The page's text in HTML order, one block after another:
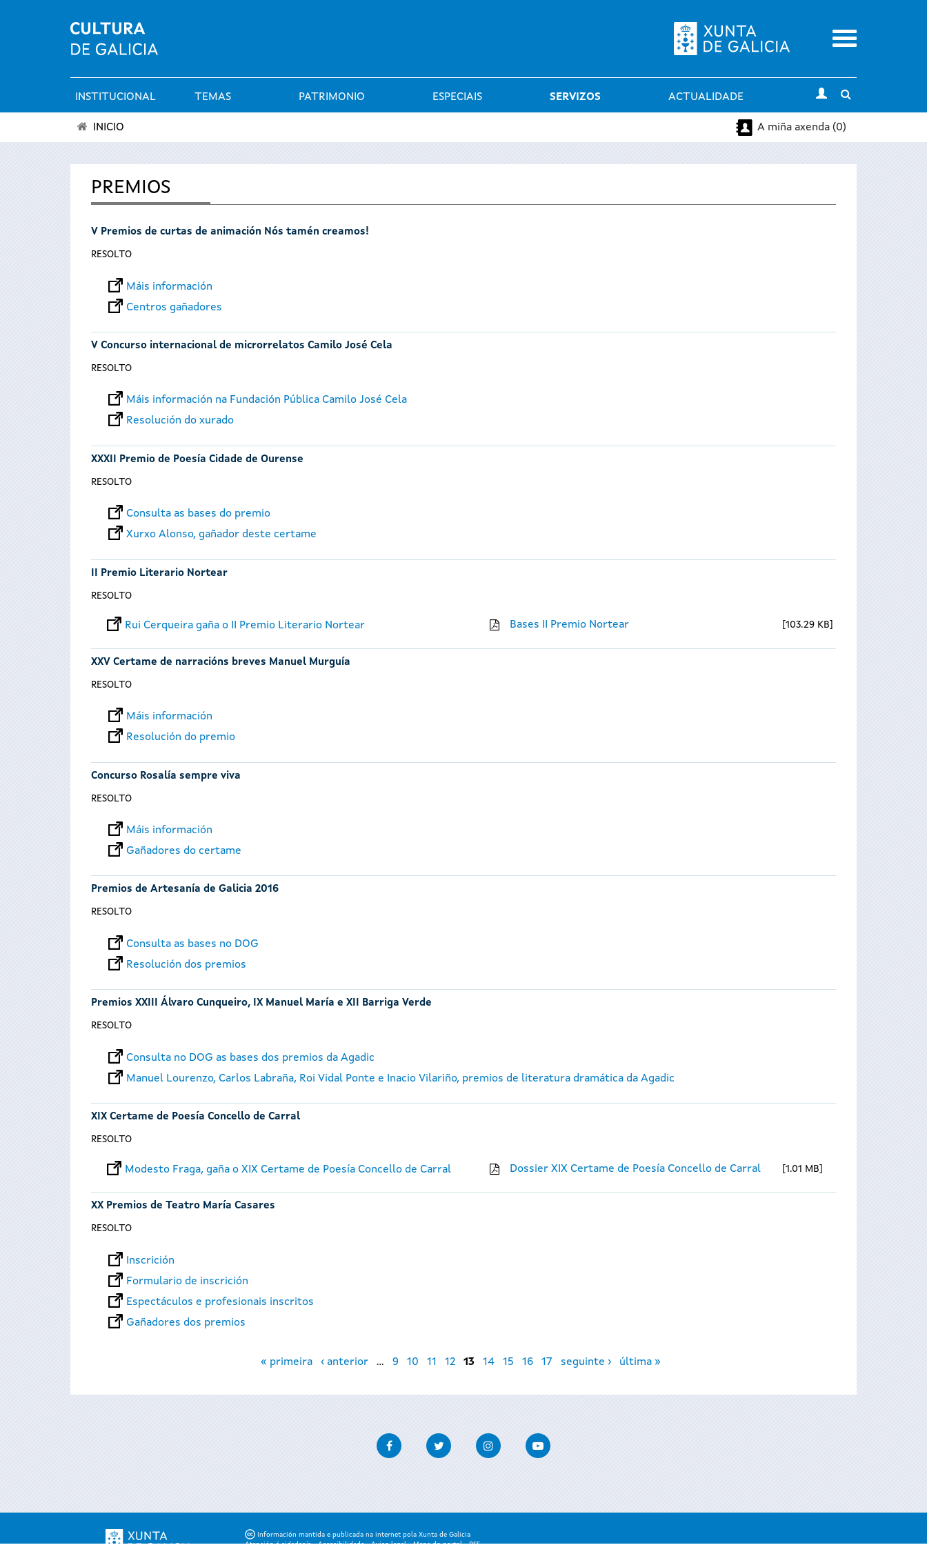
Menu
Menú
principal
INSTITUCIONAL TEMAS PATRIMONIO ESPECIAIS SERVIZOS ACTUALIDADE
search
está
INICIO A miña axenda (0)
PREMIOS
V Premios de curtas de animación Nós tamén creamos!
RESOLTO
Máis información
Centros gañadores
V Concurso internacional de microrrelatos Camilo José Cela
RESOLTO
Máis información na Fundación Pública Camilo José Cela
Resolución do xurado
XXXII Premio de Poesía Cidade de Ourense
RESOLTO
Consulta as bases do premio
Xurxo Alonso, gañador deste certame
II Premio Literario Nortear
RESOLTO
Rui Cerqueira gaña o II Premio Literario Nortear Bases II Premio Nortear 103.29 KB
XXV Certame de narracións breves Manuel Murguía
RESOLTO
Máis información
Resolución do premio
Concurso Rosalía sempre viva
RESOLTO
Máis información
Gañadores do certame
Premios de Artesanía de Galicia 2016
RESOLTO
Consulta as bases no DOG
Resolución dos premios
Premios XXIII Álvaro Cunqueiro, IX Manuel María e XII Barriga Verde
RESOLTO
Consulta no DOG as bases dos premios da Agadic
Manuel Lourenzo, Carlos Labraña, Roi Vidal Ponte e Inacio Vilariño, premios de literatura dramática da Agadic
XIX Certame de Poesía Concello de Carral
RESOLTO
Modesto Fraga, gaña o XIX Certame de Poesía Concello de Carral Dossier XIX Certame de Poesía Concello de Carral 1.01 MB
XX Premios de Teatro María Casares
RESOLTO
Inscrición
Formulario de inscrición
Espectáculos e profesionais inscritos
Gañadores dos premios
« primeira ‹ anterior … 9 10 11 12 13 14 15 16 17 seguinte › última »
FacebookTwitter InstagramYoutube
Información mantida e publicada na internet pola Xunta de Galicia